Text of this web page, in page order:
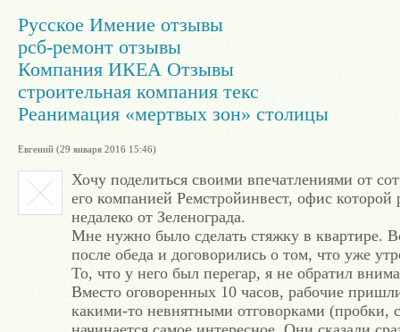
Русское Имение отзывы
рсб-ремонт отзывы
Компания ИКЕА Отзывы
строительная компания текс
Реанимация «мертвых зон» столицы
Евгений (29 января 2016 15:46)
Хочу поделиться своими впечатлениями от
его компанией Ремстройинвест, офис которой
недалеко от Зеленограда.
Мне нужно было сделать стяжку в квартире.
после обеда и договорились о том, что уже
То, что у него был перегар, я не обратил
Вместо оговоренных 10 часов, рабочие
какими-то невнятными отговорками (пробки,